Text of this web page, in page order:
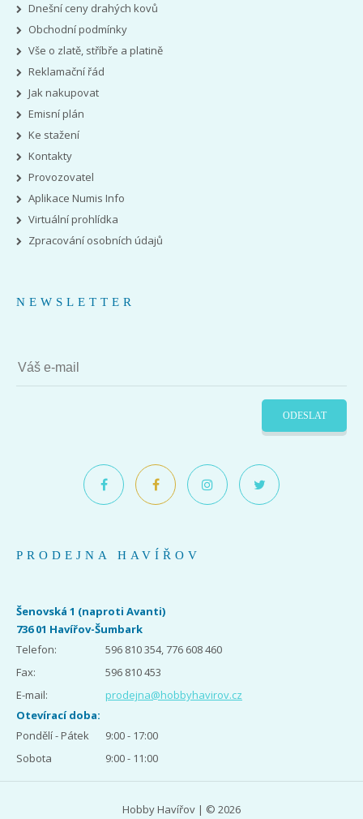
Dnešní ceny drahých kovů
Obchodní podmínky
Vše o zlatě, stříbře a platině
Reklamační řád
Jak nakupovat
Emisní plán
Ke stažení
Kontakty
Provozovatel
Aplikace Numis Info
Virtuální prohlídka
Zpracování osobních údajů
NEWSLETTER
ODESLAT
PRODEJNA HAVÍŘOV
Šenovská 1 (naproti Avanti)
736 01 Havířov-Šumbark
Telefon:
596 810 354, 776 608 460
Fax:
596 810 453
E-mail:
prodejna@hobbyhavirov.cz
Otevírací doba:
Pondělí - Pátek
9:00 - 17:00
Sobota
9:00 - 11:00
Hobby Havířov | © 2026